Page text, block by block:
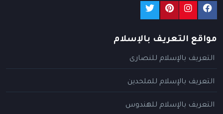
مواقع التعريف بالإسلام
التعريف بالإسلام للنصارى
التعريف بالإسلام للملحدين
التعريف بالإسلام للهندوس